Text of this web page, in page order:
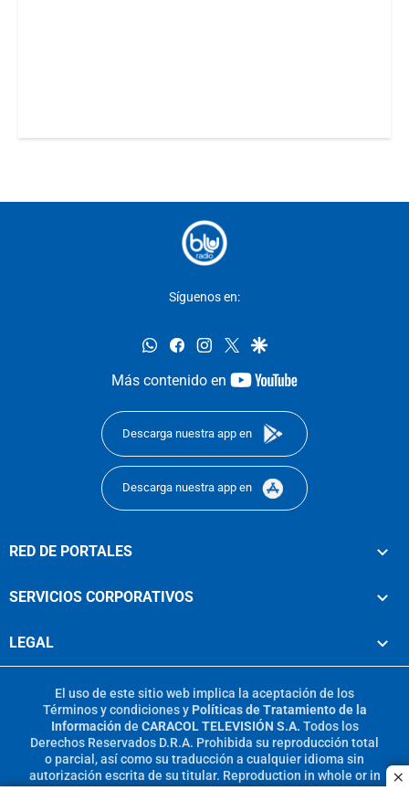
Síguenos en:
whatsappfacebookinstagram
twittergoogle
Más contenido en
youtube-
Descarga nuestra app en
Descarga nuestra app en
RED DE PORTALES
SERVICIOS CORPORATIVOS
LEGAL
El uso de este sitio web implica la aceptación de los
Términos y condicionesy Políticas de Tratamiento de la
Información de CARACOL TELEVISIÓN S.A. Todos los
Derechos Reservados D.R.A. Prohibida su reproducción total
o parcial, así como su traducción a cualquier idioma sin
autorización escrita de su titular. Reproduction in whole or in